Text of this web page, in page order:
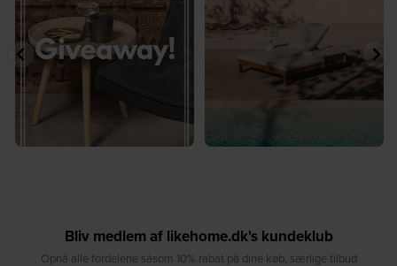
Vind det stilfulde Sasha...
187 194
8 0
Bliv medlem af likehome.dk's kundeklub
Opnå alle fordelene såsom 10% rabat på dine køb, særlige tilbud